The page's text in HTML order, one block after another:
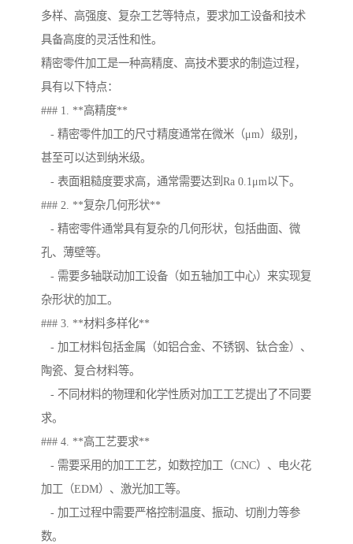
多样、高强度、复杂工艺等特点，要求加工设备和技术
具备高度的灵活性和性。
精密零件加工是一种高精度、高技术要求的制造过程，
具有以下特点：
### 1. **高精度**
- 精密零件加工的尺寸精度通常在微米（μm）级别，
甚至可以达到纳米级。
- 表面粗糙度要求高，通常需要达到Ra 0.1μm以下。
### 2. **复杂几何形状**
- 精密零件通常具有复杂的几何形状，包括曲面、微
孔、薄壁等。
- 需要多轴联动加工设备（如五轴加工中心）来实现复
杂形状的加工。
### 3. **材料多样化**
- 加工材料包括金属（如铝合金、不锈钢、钛合金）、
陶瓷、复合材料等。
- 不同材料的物理和化学性质对加工工艺提出了不同要
求。
### 4. **高工艺要求**
- 需要采用的加工工艺，如数控加工（CNC）、电火花
加工（EDM）、激光加工等。
- 加工过程中需要严格控制温度、振动、切削力等参
数。